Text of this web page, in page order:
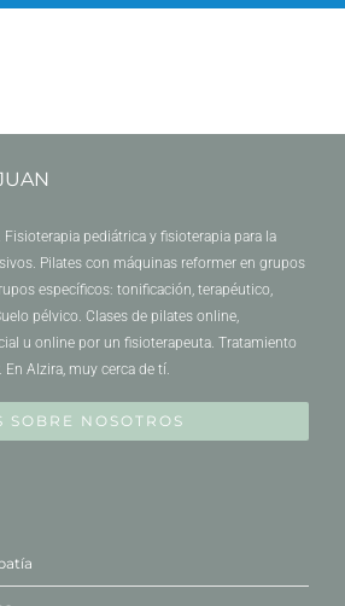
pediátrica y fisioterapia para la
Pilates con máquinas reformer en grupos
específicos: tonificación, terapéutico,
pélvico. Clases de pilates online,
u online por un fisioterapeuta. Tratamiento
Alzira, muy cerca de tí.
SOBRE NOSOTROS